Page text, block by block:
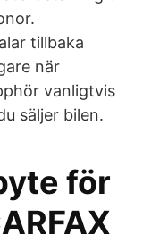
tillbaka
när
vanligtvis
säljer bilen.
för